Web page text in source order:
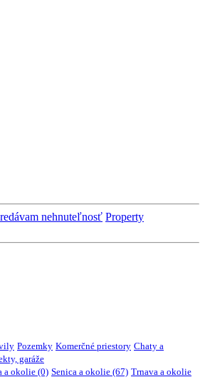
nehnuteľnosť Property
Pozemky Komerčné priestory Chaty a
garáže
a okolie (0) Senica a okolie (67) Trnava a okolie